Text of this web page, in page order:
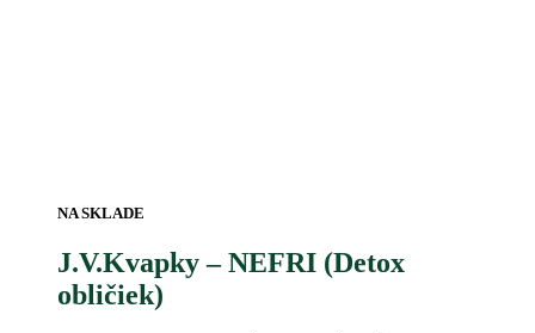
NA SKLADE
J.V.Kvapky – NEFRI (Detox
obličiek)